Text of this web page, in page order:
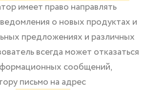
имеет право направлять
о новых продуктах и
предложениях и различных
всегда может отказаться
сообщений,
письмо на адрес